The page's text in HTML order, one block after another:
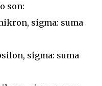
son:
sigma: suma
sigma: suma